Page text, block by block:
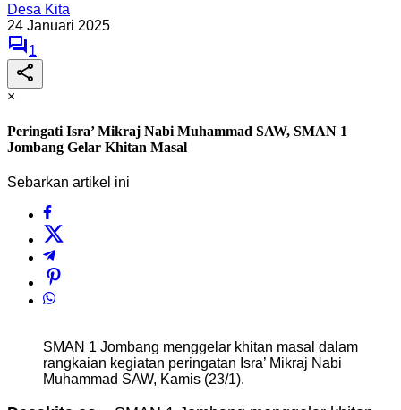
Desa Kita
24 Januari 2025
1
×
Peringati Isra’ Mikraj Nabi Muhammad SAW, SMAN 1
Jombang Gelar Khitan Masal
Sebarkan artikel ini
SMAN 1 Jombang menggelar khitan masal dalam
rangkaian kegiatan peringatan Isra’ Mikraj Nabi
Muhammad SAW, Kamis (23/1).